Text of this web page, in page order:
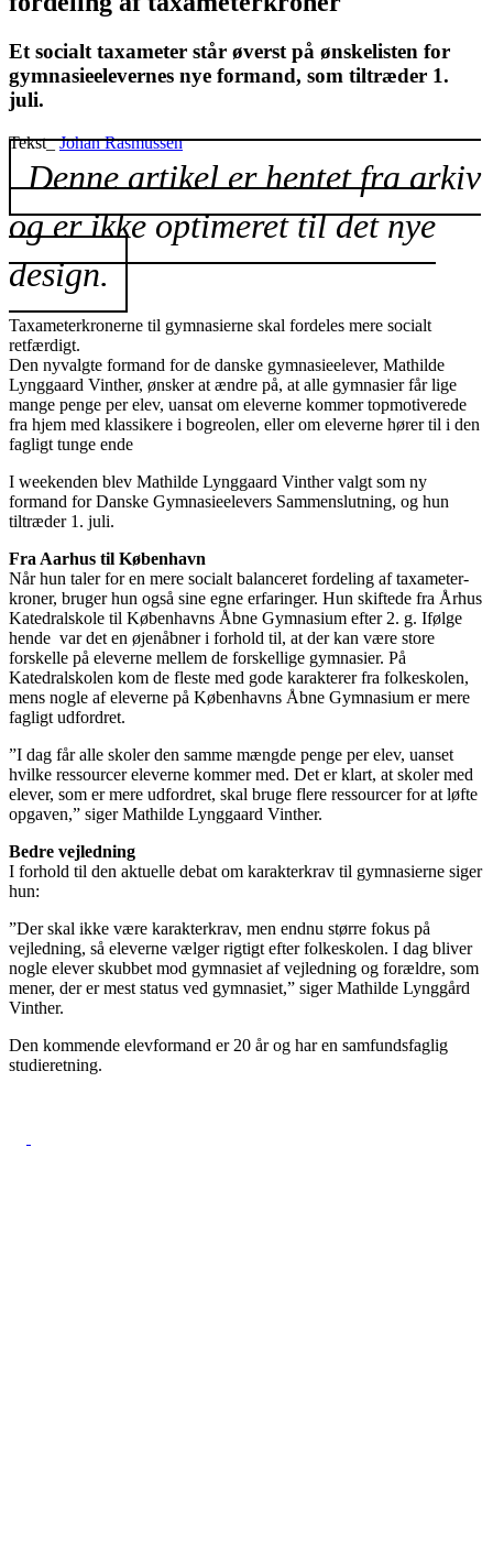
Et socialt taxameter står øverst på ønskelisten for
gymnasieelevernes nye formand, som tiltræder 1.
juli.
Tekst_Johan Rasmussen
Denne artikel er hentet fra arkiv
og er ikke optimeret til det nye
design.
Taxameterkronerne til gymnasierne skal fordeles mere socialt
retfærdigt.
Den nyvalgte formand for de danske gymnasieelever, Mathilde
Lynggaard Vinther, ønsker at ændre på, at alle gymnasier får lige
mange penge per elev, uansat om eleverne kommer topmotiverede
fra hjem med klassikere i bogreolen, eller om eleverne hører til i den
fagligt tunge ende
I weekenden blev Mathilde Lynggaard Vinther valgt som ny
formand for Danske Gymnasieelevers Sammenslutning, og hun
tiltræder 1. juli.
Fra Aarhus til København
Når hun taler for en mere socialt balanceret fordeling af taxameter-
kroner, bruger hun også sine egne erfaringer. Hun skiftede fra Århus
Katedralskole til Københavns Åbne Gymnasium efter 2. g. Ifølge
hende var det en øjenåbner i forhold til, at der kan være store
forskelle på eleverne mellem de forskellige gymnasier. På
Katedralskolen kom de fleste med gode karakterer fra folkeskolen,
mens nogle af eleverne på Københavns Åbne Gymnasium er mere
fagligt udfordret.
”I dag får alle skoler den samme mængde penge per elev, uanset
hvilke ressourcer eleverne kommer med. Det er klart, at skoler med
elever, som er mere udfordret, skal bruge flere ressourcer for at løfte
opgaven,” siger Mathilde Lynggaard Vinther.
Bedre vejledning
I forhold til den aktuelle debat om karakterkrav til gymnasierne siger
hun:
”Der skal ikke være karakterkrav, men endnu større fokus på
vejledning, så eleverne vælger rigtigt efter folkeskolen. I dag bliver
nogle elever skubbet mod gymnasiet af vejledning og forældre, som
mener, der er mest status ved gymnasiet,” siger Mathilde Lynggård
Vinther.
Den kommende elevformand er 20 år og har en samfundsfaglig
studieretning.